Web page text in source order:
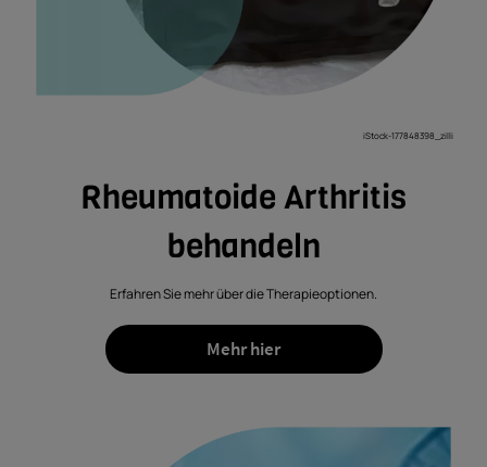
iStock-177848398_zilli
Rheumatoide Arthritis
behandeln
Erfahren Sie mehr über die Therapieoptionen.
Mehr hier